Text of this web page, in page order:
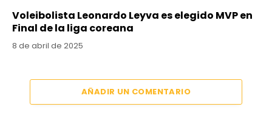
Voleibolista Leonardo Leyva es elegido MVP en
Final de la liga coreana
8 de abril de 2025
AÑADIR UN COMENTARIO